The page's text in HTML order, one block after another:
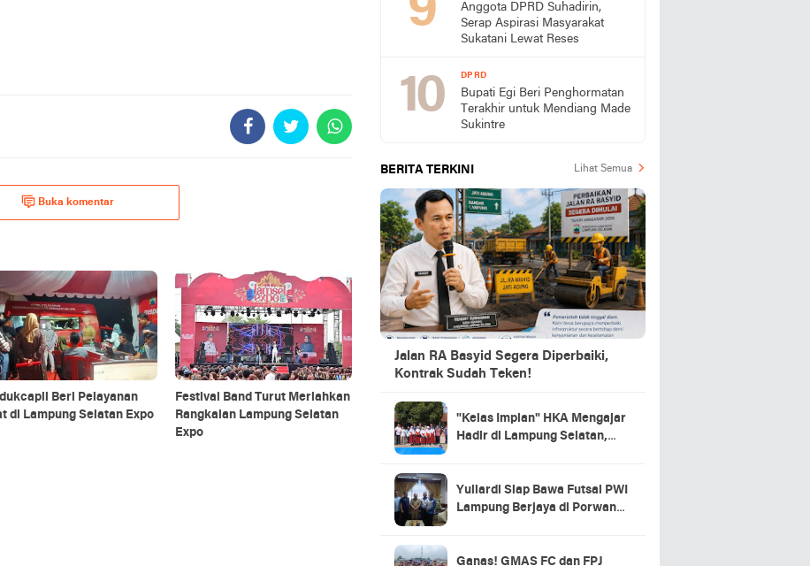
Buka komentar
Beri Pelayanan
di Lampung Selatan Expo
Festival Band Turut Meriahkan
Rangkaian Lampung Selatan
Expo
Anggota DPRD Suhadirin,
Serap Aspirasi Masyarakat
Sukatani Lewat Reses
DPRD
Bupati Egi Beri Penghormatan
Terakhir untuk Mendiang Made
Sukintre
BERITA TERKINI Lihat Semua
Jalan RA Basyid Segera Diperbaiki,
Kontrak Sudah Teken!
"Kelas Impian" HKA Mengajar
Hadir di Lampung Selatan,
Yuliardi Siap Bawa Futsal PWI
Lampung Berjaya di Porwanas
Ganas! GMAS FC dan FPJ